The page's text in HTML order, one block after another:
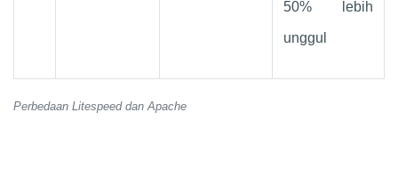
Perbedaan Litespeed dan Apache
50% lebih
unggul